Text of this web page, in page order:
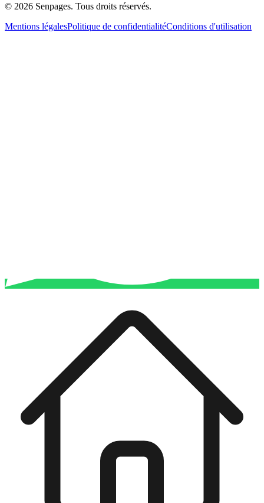
© 2026 Senpages. Tous droits réservés.
Mentions légalesPolitique de confidentialitéConditions d'utilisation